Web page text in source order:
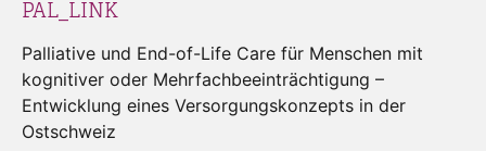
PAL_LINK
Palliative und End-of-Life Care für Menschen mit
kognitiver oder Mehrfachbeeinträchtigung –
Entwicklung eines Versorgungskonzepts in der
Ostschweiz